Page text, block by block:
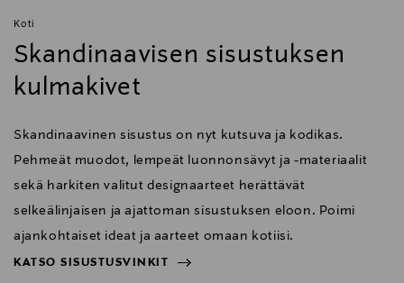
Koti
Skandinaavisen sisustuksen
kulmakivet
Skandinaavinen sisustus on nyt kutsuva ja kodikas.
Pehmeät muodot, lempeät luonnonsävyt ja -materiaalit
sekä harkiten valitut designaarteet herättävät
selkeälinjaisen ja ajattoman sisustuksen eloon. Poimi
ajankohtaiset ideat ja aarteet omaan kotiisi.
KATSO SISUSTUSVINKIT